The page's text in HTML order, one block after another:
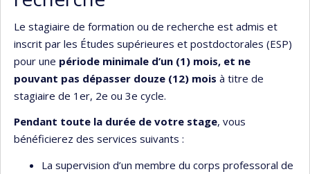
Le stagiaire de formation ou de recherche est admis et
inscrit par les Études supérieures et postdoctorales (ESP)
pour une période minimale d’un (1) mois, et ne
pouvant pas dépasser douze (12) mois à titre de
stagiaire de 1er, 2e ou 3e cycle.
Pendant toute la durée de votre stage, vous
bénéficierez des services suivants :
La supervision d’un membre du corps professoral de